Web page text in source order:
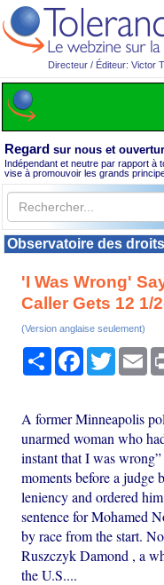
Directeur / Éditeur: Victor
Regard sur nous et
Indépendant et neutre par rapport à
vise à promouvoir les grands
Observatoire des
'I Was Wrong'
Caller Gets 12 1/
(Version anglaise seulement)
PartagerFacebook
Twitter
A former Minneapolis
unarmed woman who
instant that I was
moments before a judge
leniency and ordered
sentence for Mohamed
by race from the start.
Ruszczyk Damond , a
the U.S....